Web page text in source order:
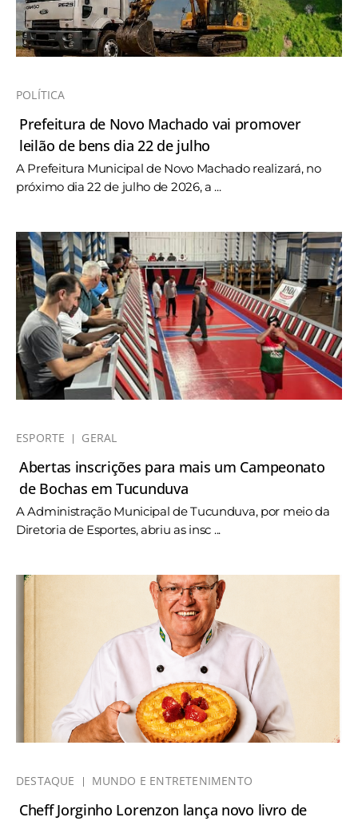
POLÍTICA
Prefeitura de Novo Machado vai promover
leilão de bens dia 22 de julho
A Prefeitura Municipal de Novo Machado realizará, no
próximo dia 22 de julho de 2026, a ...
ESPORTE GERAL
Abertas inscrições para mais um Campeonato
de Bochas em Tucunduva
A Administração Municipal de Tucunduva, por meio da
Diretoria de Esportes, abriu as insc ...
DESTAQUE MUNDO E ENTRETENIMENTO
Cheff Jorginho Lorenzon lança novo livro de